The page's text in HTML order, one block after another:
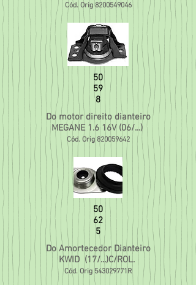
Cód. Orig8200549046
50
59
8
Do motor direito dianteiro
MEGANE 1.6 16V (06/...)
Cód. Orig 820059642
50
62
5
Do Amortecedor Dianteiro
KWID (17/...)C/ROL.
Cód. Orig 543029771R